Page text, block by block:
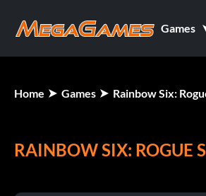
Games
Home Games Rainbow Six:
RAINBOW SIX: ROGUE